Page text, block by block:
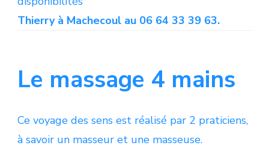
Thierry à Machecoul au 06 64 33 39 63.
Le massage 4 mains
Ce voyage des sens est réalisé par 2 praticiens,
à savoir un masseur et une masseuse.